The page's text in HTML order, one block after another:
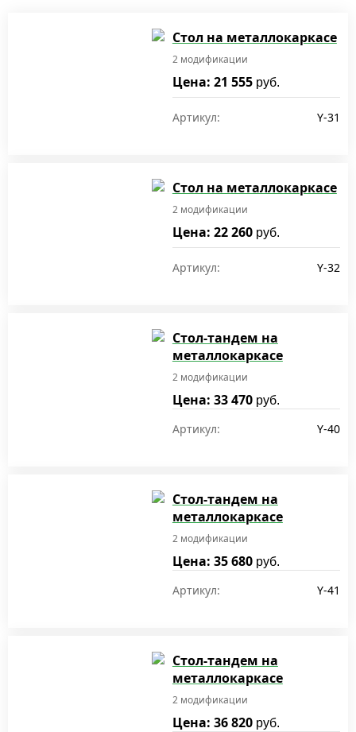
Стол на металлокаркасе
2 модификации
Цена: 21 555 руб.
Артикул: Y-31
Стол на металлокаркасе
2 модификации
Цена: 22 260 руб.
Артикул: Y-32
Стол-тандем на
металлокаркасе
2 модификации
Цена: 33 470 руб.
Артикул: Y-40
Стол-тандем на
металлокаркасе
2 модификации
Цена: 35 680 руб.
Артикул: Y-41
Стол-тандем на
металлокаркасе
2 модификации
Цена: 36 820 руб.